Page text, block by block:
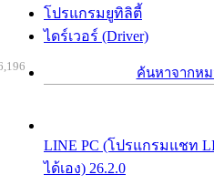
โปรแกรมยูทิลิตี้
ไดร์เวอร์ (Driver)
ค้นหาจากห
LINE PC (โปรแกรมแชท
ได้เอง) 26.2.0